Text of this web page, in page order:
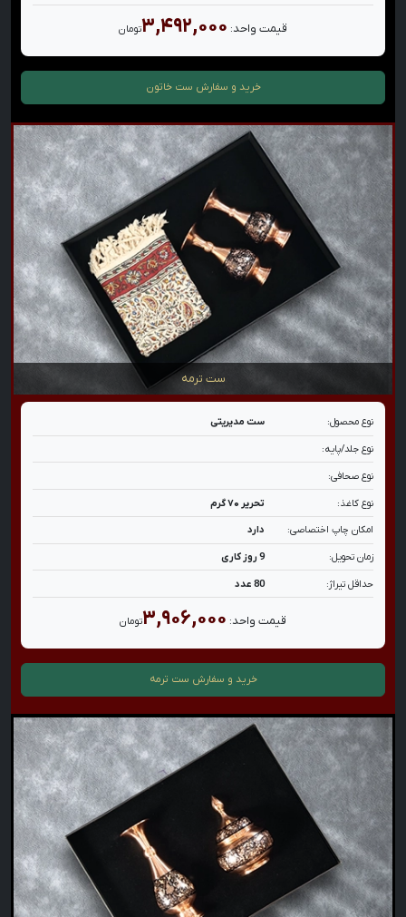
قیمت واحد: ۳,۴۹۲,۰۰۰تومان
خرید و سفارش ست خاتون
ست ترمه
نوع محصول: ست مدیریتی
نوع جلد/پایه:
نوع صحافی:
نوع کاغذ: تحریر ۷۰ گرم
امکان چاپ اختصاصی: دارد
زمان تحویل: 9 روز کاری
حداقل تیراژ: 80 عدد
قیمت واحد: ۳,۹۰۶,۰۰۰تومان
خرید و سفارش ست ترمه